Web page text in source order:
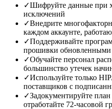
✓Шифруйте данные при
исключений
✓Внедрите
каждом аккаунте,
✓Поддерживайте
прошивки обновленными
✓Обучайте персонал
большинство утечек
✓Используйте только
поставщиков с
✓Задокументируйте
отработайте 72-часовой